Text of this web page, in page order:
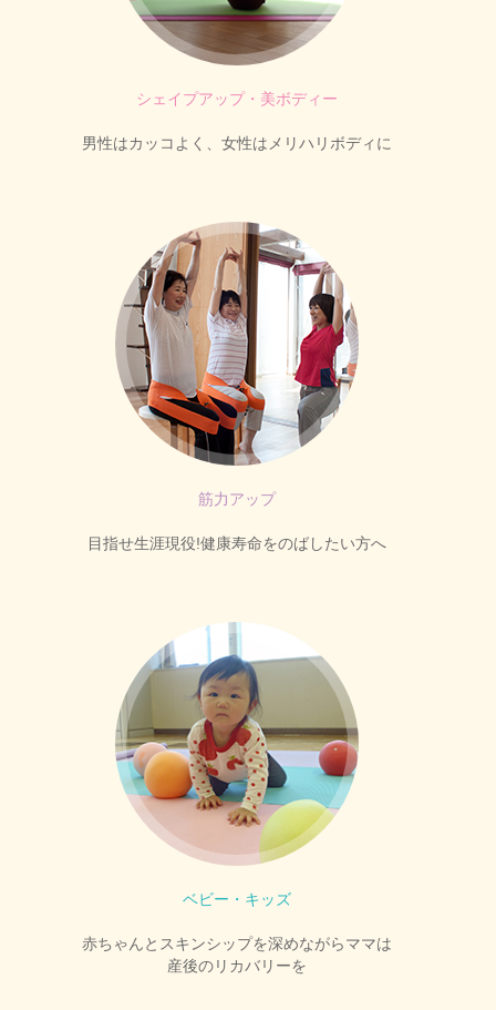
シェイプアップ・美ボディー
男性はカッコよく、女性はメリハリボディに
筋力アップ
目指せ生涯現役!健康寿命をのばしたい方へ
ベビー・キッズ
赤ちゃんとスキンシップを深めながらママは
産後のリカバリーを